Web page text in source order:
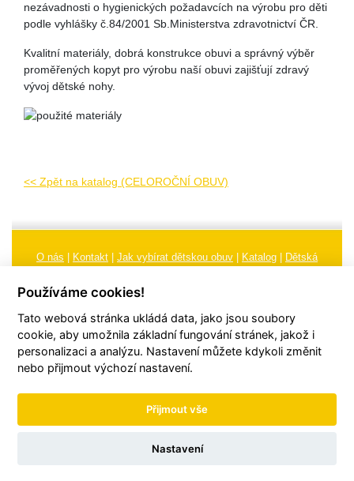
nezávadnosti o hygienických požadavcích na výrobu pro děti
podle vyhlášky č.84/2001 Sb.Ministerstva zdravotnictví ČR.
Kvalitní materiály, dobrá konstrukce obuvi a správný výběr
proměřených kopyt pro výrobu naší obuvi zajišťují zdravý
vývoj dětské nohy.
<< Zpět na katalog (CELOROČNÍ OBUV)
O nás Kontakt Jak vybírat dětskou obuv Katalog
Dětská
obuvi, pokyny a informace k reklamaci Nastavení cookies
© 2026TORI, s.r.o.| Všechna práva vyhrazena | Web vytvořil
Používáme cookies!
Tato webová stránka ukládá data, jako jsou soubory
cookie, aby umožnila základní fungování stránek, jakož i
personalizaci a analýzu. Nastavení můžete kdykoli změnit
nebo přijmout výchozí nastavení.
Přijmout vše
Nastavení